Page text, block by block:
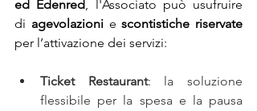
ed Edenred, l'Associato può usufruire
di agevolazioni e scontistiche riservate
per l’attivazione dei servizi:
Ticket Restaurant: la soluzione
flessibile per la spesa e la pausa